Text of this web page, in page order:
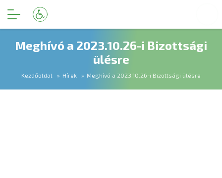
Meghívó a 2023.10.26-i Bizottsági
ülésre
Kezdőoldal Hírek Meghívó a 2023.10.26-i Bizottsági ülésre